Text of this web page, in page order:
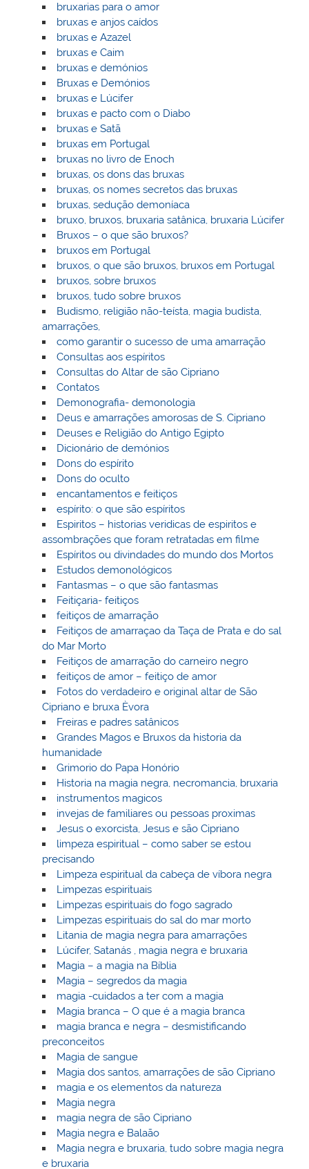
bruxarias para o amor
bruxas e anjos caídos
bruxas e Azazel
bruxas e Caim
bruxas e demónios
Bruxas e Demónios
bruxas e Lúcifer
bruxas e pacto com o Diabo
bruxas e Satã
bruxas em Portugal
bruxas no livro de Enoch
bruxas, os dons das bruxas
bruxas, os nomes secretos das bruxas
bruxas, sedução demoníaca
bruxo, bruxos, bruxaria satânica, bruxaria Lúcifer
Bruxos – o que são bruxos?
bruxos em Portugal
bruxos, o que são bruxos, bruxos em Portugal
bruxos, sobre bruxos
bruxos, tudo sobre bruxos
Budismo, religião não-teísta, magia budista,
amarrações,
como garantir o sucesso de uma amarração
Consultas aos espíritos
Consultas do Altar de são Cipriano
Contatos
Demonografia- demonologia
Deus e amarrações amorosas de S. Cipriano
Deuses e Religião do Antigo Egipto
Dicionário de demónios
Dons do espírito
Dons do oculto
encantamentos e feitiços
espírito: o que são espíritos
Espiritos – historias veridicas de espiritos e
assombrações que foram retratadas em filme
Espíritos ou divindades do mundo dos Mortos
Estudos demonológicos
Fantasmas – o que são fantasmas
Feitiçaria- feitiços
feitiços de amarração
Feitiços de amarraçao da Taça de Prata e do sal
do Mar Morto
Feitiços de amarração do carneiro negro
feitiços de amor – feitiço de amor
Fotos do verdadeiro e original altar de São
Cipriano e bruxa Èvora
Freiras e padres satânicos
Grandes Magos e Bruxos da historia da
humanidade
Grimorio do Papa Honório
Historia na magia negra, necromancia, bruxaria
instrumentos magicos
invejas de familiares ou pessoas proximas
Jesus o exorcista, Jesus e são Cipriano
limpeza espiritual – como saber se estou
precisando
Limpeza espiritual da cabeça de víbora negra
Limpezas espirituais
Limpezas espirituais do fogo sagrado
Limpezas espirituais do sal do mar morto
Litania de magia negra para amarrações
Lúcifer, Satanás , magia negra e bruxaria
Magia – a magia na Bíblia
Magia – segredos da magia
magia -cuidados a ter com a magia
Magia branca – O que é a magia branca
magia branca e negra – desmistificando
preconceitos
Magia de sangue
Magia dos santos, amarrações de são Cipriano
magia e os elementos da natureza
Magia negra
magia negra de são Cipriano
Magia negra e Balaão
Magia negra e bruxaria, tudo sobre magia negra
e bruxaria